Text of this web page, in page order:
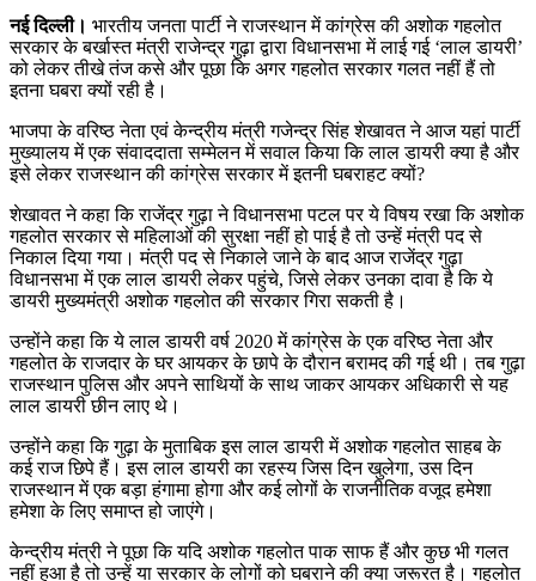
नई दिल्ली। भारतीय जनता पार्टी ने राजस्थान में कांग्रेस की अशोक गहलोत
सरकार के बर्खास्त मंत्री राजेन्द्र गुढ़ा द्वारा विधानसभा में लाई गई ‘लाल डायरी’
को लेकर तीखे तंज कसे और पूछा कि अगर गहलोत सरकार गलत नहीं हैं तो
इतना घबरा क्यों रही है।
भाजपा के वरिष्ठ नेता एवं केन्द्रीय मंत्री गजेन्द्र सिंह शेखावत ने आज यहां पार्टी
मुख्यालय में एक संवाददाता सम्मेलन में सवाल किया कि लाल डायरी क्या है और
इसे लेकर राजस्थान की कांग्रेस सरकार में इतनी घबराहट क्यों?
शेखावत ने कहा कि राजेंद्र गुढ़ा ने विधानसभा पटल पर ये विषय रखा कि अशोक
गहलोत सरकार से महिलाओं की सुरक्षा नहीं हो पाई है तो उन्हें मंत्री पद से
निकाल दिया गया। मंत्री पद से निकाले जाने के बाद आज राजेंद्र गुढ़ा
विधानसभा में एक लाल डायरी लेकर पहुंचे, जिसे लेकर उनका दावा है कि ये
डायरी मुख्यमंत्री अशोक गहलोत की सरकार गिरा सकती है।
उन्होंने कहा कि ये लाल डायरी वर्ष 2020 में कांग्रेस के एक वरिष्ठ नेता और
गहलोत के राजदार के घर आयकर के छापे के दौरान बरामद की गई थी। तब गुढ़ा
राजस्थान पुलिस और अपने साथियों के साथ जाकर आयकर अधिकारी से यह
लाल डायरी छीन लाए थे।
उन्होंने कहा कि गुढ़ा के मुताबिक इस लाल डायरी में अशोक गहलोत साहब के
कई राज छिपे हैं। इस लाल डायरी का रहस्य जिस दिन खुलेगा, उस दिन
राजस्थान में एक बड़ा हंगामा होगा और कई लोगों के राजनीतिक वजूद हमेशा
हमेशा के लिए समाप्त हो जाएंगे।
केन्द्रीय मंत्री ने पूछा कि यदि अशोक गहलोत पाक साफ हैं और कुछ भी गलत
नहीं हुआ है तो उन्हें या सरकार के लोगों को घबराने की क्या जरूरत है। गहलोत